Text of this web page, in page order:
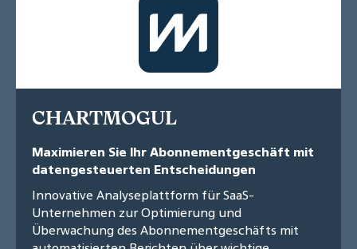
CHARTMOGUL
Maximieren Sie Ihr Abonnementgeschäft mit
datengesteuerten Entscheidungen
Innovative Analyseplattform für SaaS-
Unternehmen zur Optimierung und
Überwachung des Abonnementgeschäfts mit